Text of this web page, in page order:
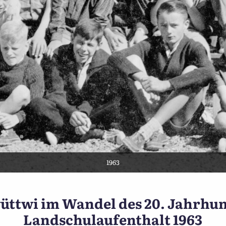
1963
im Wandel
im Wandel des 20.
Landschulaufenthalt 1963